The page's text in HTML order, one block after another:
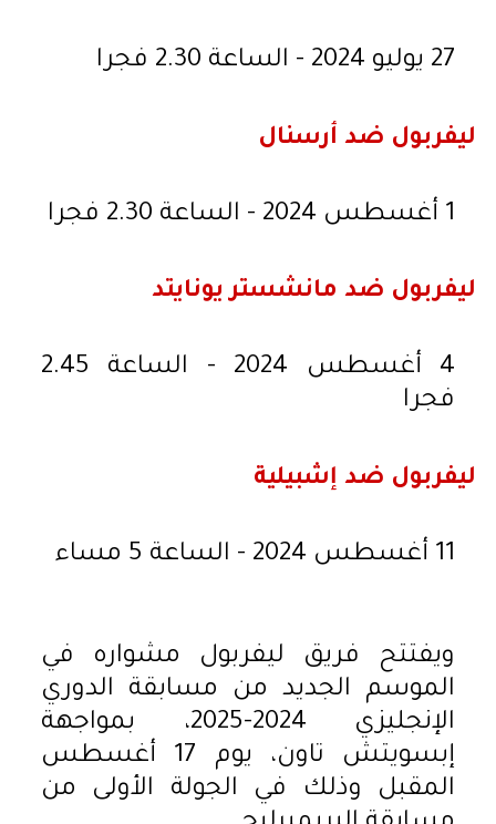
27 يوليو 2024 - الساعة 2.30 فجرا
ليفربول ضد أرسنال
1 أغسطس 2024 - الساعة 2.30 فجرا
ليفربول ضد مانشستر يونايتد
4 أغسطس 2024 - الساعة 2.45
فجرا
ليفربول ضد إشبيلية
11 أغسطس 2024 - الساعة 5 مساء
ويفتتح فريق ليفربول مشواره في
الموسم الجديد من مسابقة الدوري
الإنجليزي 2024-2025، بمواجهة
إبسويتش تاون، يوم 17 أغسطس
المقبل وذلك في الجولة الأولى من